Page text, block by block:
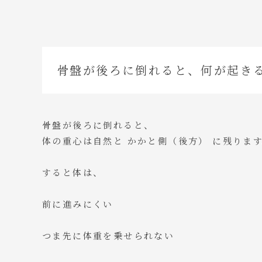
骨盤が後ろに倒れると、何が起き
骨盤が後ろに倒れると、
体の重心は自然と かかと側（後方） に残ります
すると体は、
前に進みにくい
つま先に体重を乗せられない